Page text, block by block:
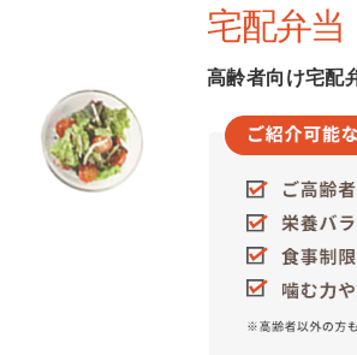
宅配弁当
高齢者向け宅配